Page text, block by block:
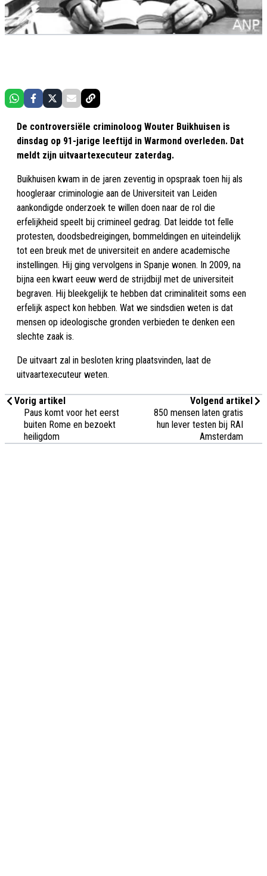
De controversiële criminoloog Wouter Buikhuisen is
dinsdag op 91-jarige leeftijd in Warmond overleden. Dat
meldt zijn uitvaartexecuteur zaterdag.
Buikhuisen kwam in de jaren zeventig in opspraak toen hij als
hoogleraar criminologie aan de Universiteit van Leiden
aankondigde onderzoek te willen doen naar de rol die
erfelijkheid speelt bij crimineel gedrag. Dat leidde tot felle
protesten, doodsbedreigingen, bommeldingen en uiteindelijk
tot een breuk met de universiteit en andere academische
instellingen. Hij ging vervolgens in Spanje wonen. In 2009, na
bijna een kwart eeuw werd de strijdbijl met de universiteit
begraven. Hij bleekgelijk te hebben dat criminaliteit soms een
erfelijk aspect kon hebben. Wat we sindsdien weten is dat
mensen op ideologische gronden verbieden te denken een
slechte zaak is.
De uitvaart zal in besloten kring plaatsvinden, laat de
uitvaartexecuteur weten.
Vorig artikel
Paus komt voor het eerst
buiten Rome en bezoekt
heiligdom
Volgend artikel
850 mensen laten gratis
hun lever testen bij RAI
Amsterdam